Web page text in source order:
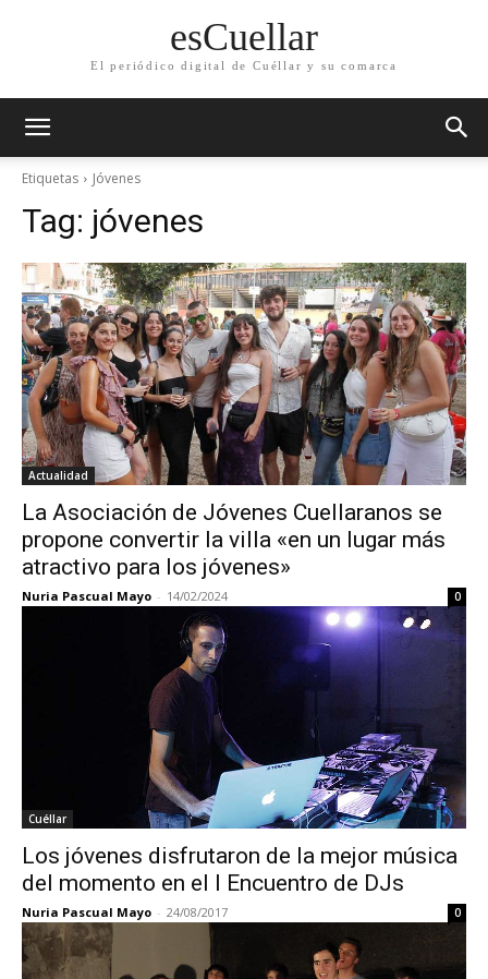
esCuellar
El periódico digital de Cuéllar y su comarca
Etiquetas Jóvenes
Tag: jóvenes
Actualidad
La Asociación de Jóvenes Cuellaranos se
propone convertir la villa «en un lugar más
atractivo para los jóvenes»
Nuria Pascual Mayo - 14/02/2024 0
Cuéllar
Los jóvenes disfrutaron de la mejor música
del momento en el I Encuentro de DJs
Nuria Pascual Mayo - 24/08/2017 0